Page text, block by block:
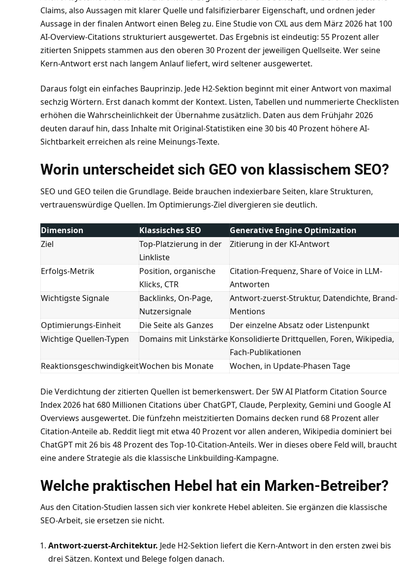
Claims, also Aussagen mit klarer Quelle und falsifizierbarer Eigenschaft, und ordnen jeder
Aussage in der finalen Antwort einen Beleg zu. Eine Studie von CXL aus dem März 2026 hat 100
AI-Overview-Citations strukturiert ausgewertet. Das Ergebnis ist eindeutig: 55 Prozent aller
zitierten Snippets stammen aus den oberen 30 Prozent der jeweiligen Quellseite. Wer seine
Kern-Antwort erst nach langem Anlauf liefert, wird seltener ausgewertet.
Daraus folgt ein einfaches Bauprinzip. Jede H2-Sektion beginnt mit einer Antwort von maximal
sechzig Wörtern. Erst danach kommt der Kontext. Listen, Tabellen und nummerierte Checklisten
erhöhen die Wahrscheinlichkeit der Übernahme zusätzlich. Daten aus dem Frühjahr 2026
deuten darauf hin, dass Inhalte mit Original-Statistiken eine 30 bis 40 Prozent höhere AI-
Sichtbarkeit erreichen als reine Meinungs-Texte.
Worin unterscheidet sich GEO von klassischem SEO?
SEO und GEO teilen die Grundlage. Beide brauchen indexierbare Seiten, klare Strukturen,
vertrauenswürdige Quellen. Im Optimierungs-Ziel divergieren sie deutlich.
Dimension Klassisches SEO
Generative Engine Optimization
Ziel
Top-Platzierung in der
Linkliste
Zitierung in der KI-Antwort
Erfolgs-Metrik
Position, organische
Klicks, CTR
Citation-Frequenz, Share of Voice in LLM-
Antworten
Wichtigste Signale
Backlinks, On-Page,
Nutzersignale
Antwort-zuerst-Struktur, Datendichte, Brand-
Mentions
Optimierungs-Einheit
Die Seite als Ganzes
Der einzelne Absatz oder Listenpunkt
Wichtige Quellen-Typen
Domains mit Linkstärke Konsolidierte Drittquellen, Foren, Wikipedia,
Fach-Publikationen
ReaktionsgeschwindigkeitWochen bis Monate Wochen, in Update-Phasen Tage
Die Verdichtung der zitierten Quellen ist bemerkenswert. Der 5W AI Platform Citation Source
Index 2026 hat 680 Millionen Citations über ChatGPT, Claude, Perplexity, Gemini und Google AI
Overviews ausgewertet. Die fünfzehn meistzitierten Domains decken rund 68 Prozent aller
Citation-Anteile ab. Reddit liegt mit etwa 40 Prozent vor allen anderen, Wikipedia dominiert bei
ChatGPT mit 26 bis 48 Prozent des Top-10-Citation-Anteils. Wer in dieses obere Feld will, braucht
eine andere Strategie als die klassische Linkbuilding-Kampagne.
Welche praktischen Hebel hat ein Marken-Betreiber?
Aus den Citation-Studien lassen sich vier konkrete Hebel ableiten. Sie ergänzen die klassische
SEO-Arbeit, sie ersetzen sie nicht.
Antwort-zuerst-Architektur. Jede H2-Sektion liefert die Kern-Antwort in den ersten zwei bis
drei Sätzen. Kontext und Belege folgen danach.